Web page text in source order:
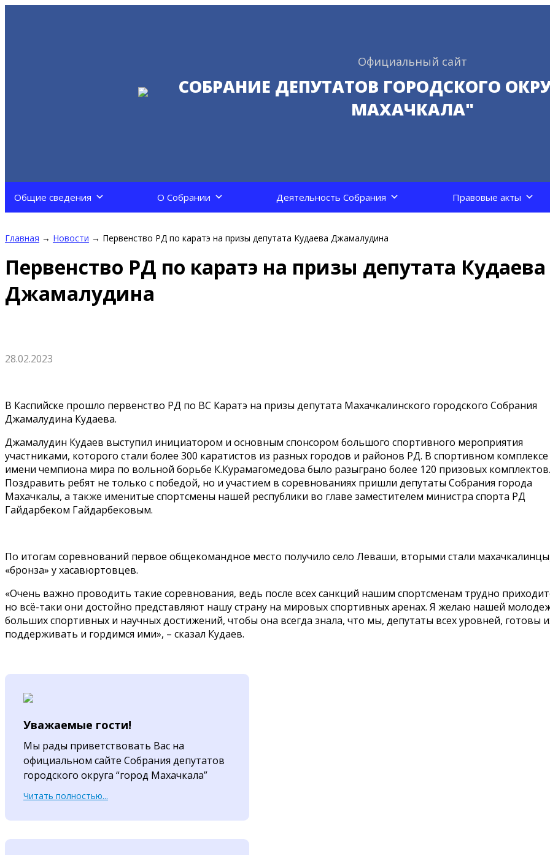
Официальный сайт
СОБРАНИЕ ДЕПУТАТОВ ГОРОДСКОГО
МАХАЧКАЛА"
Общие сведения О Собрании Деятельность Собрания Правовые акты
Главная → Новости → Первенство РД по каратэ на призы депутата Кудаева Джамалудина
Первенство РД по каратэ на призы депутата Кудаева
Джамалудина
28.02.2023
В Каспийске прошло первенство РД по ВС Каратэ на призы депутата Махачкалинского городского Собрания
Джамалудина Кудаева.
Джамалудин Кудаев выступил инициатором и основным спонсором большого спортивного мероприятия
участниками, которого стали более 300 каратистов из разных городов и районов РД. В спортивном комплексе
имени чемпиона мира по вольной борьбе К.Курамагомедова было разыграно более 120 призовых комплектов.
Поздравить ребят не только с победой, но и участием в соревнованиях пришли депутаты Собрания города
Махачкалы, а также именитые спортсмены нашей республики во главе заместителем министра спорта РД
Гайдарбеком Гайдарбековым.
По итогам соревнований первое общекомандное место получило село Леваши, вторыми стали
«бронза» у хасавюртовцев.
«Очень важно проводить такие соревнования, ведь после всех санкций нашим спортсменам трудно
но всё-таки они достойно представляют нашу страну на мировых спортивных аренах. Я желаю нашей
больших спортивных и научных достижений, чтобы она всегда знала, что мы, депутаты всех уровней, готовы
поддерживать и гордимся ими», – сказал Кудаев.
Уважаемые гости!
Мы рады приветствовать Вас на
официальном сайте Собрания депутатов
городского округа “город Махачкала”
Читать полностью...